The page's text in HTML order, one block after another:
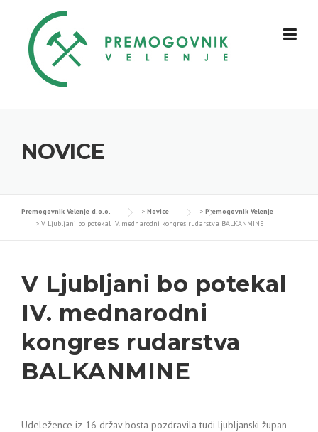
content
NOVICE
Premogovnik Velenje d.o.o. > Novice > Premogovnik Velenje
> V Ljubljani bo potekal IV. mednarodni kongres rudarstva BALKANMINE
V Ljubljani bo potekal
IV. mednarodni
kongres rudarstva
BALKANMINE
Udeležence iz 16 držav bosta pozdravila tudi ljubljanski župan